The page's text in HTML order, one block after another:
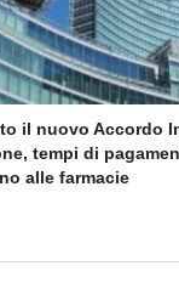
il nuovo Accordo
tempi di
alle farmacie